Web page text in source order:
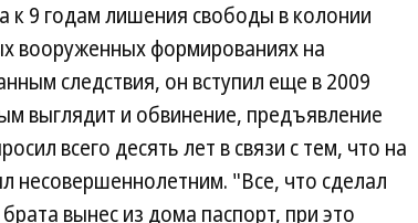
к 9 годам лишения свободы в колонии
вооруженных формированиях на
следствия, он вступил еще в 2009
выглядит и обвинение, предъявление
всего десять лет в связи с тем, что на
несовершеннолетним. "Все, что сделал
вынес из дома паспорт, при это